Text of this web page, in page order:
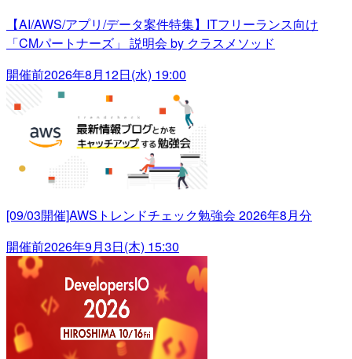
【AI/AWS/アプリ/データ案件特集】ITフリーランス向け
「CMパートナーズ」 説明会 by クラスメソッド
開催前2026年8月12日(水) 19:00
[09/03開催]AWSトレンドチェック勉強会 2026年8月分
開催前2026年9月3日(木) 15:30